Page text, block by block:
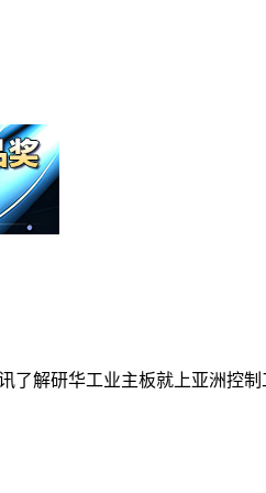
了解研华工业主板就上亚洲控制